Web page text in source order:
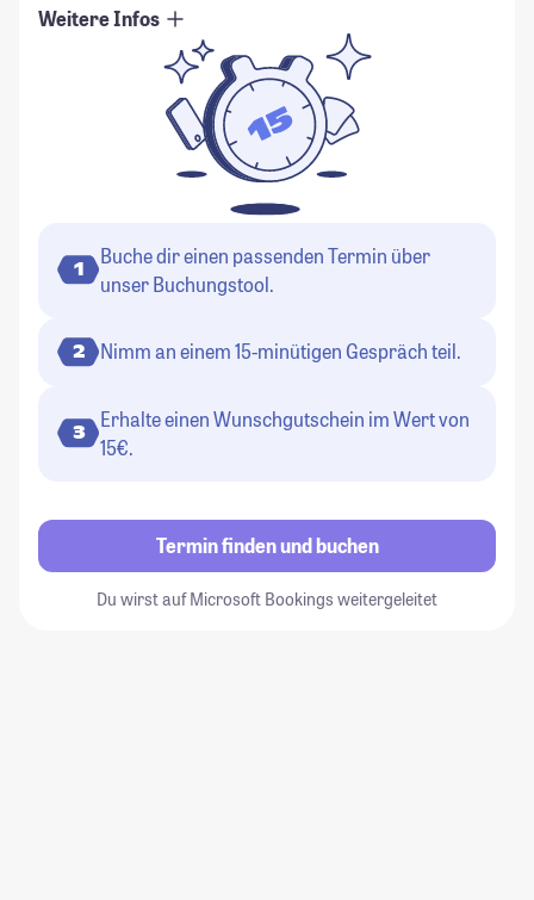
Weitere Infos
1
Buche dir einen passenden Termin über
unser Buchungstool.
2 Nimm an einem 15-minütigen Gespräch teil.
3
Erhalte einen Wunschgutschein im Wert von
15€.
Termin finden und buchen
Du wirst auf Microsoft Bookings weitergeleitet